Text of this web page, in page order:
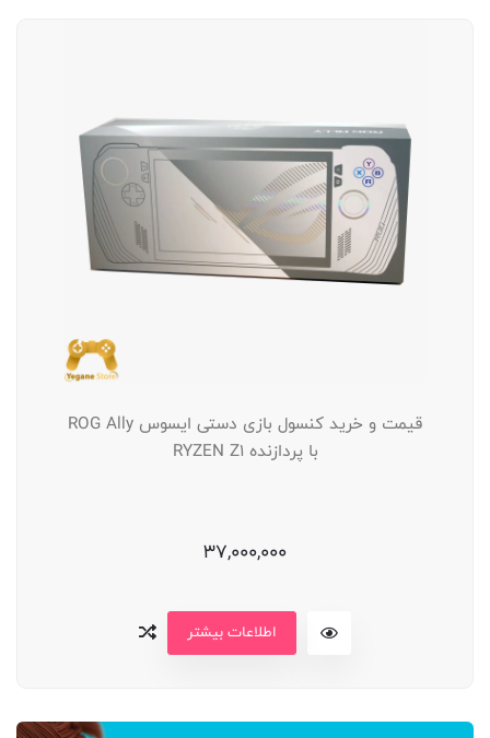
قیمت و خرید کنسول بازی دستی ایسوس ROG Ally
با پردازنده RYZEN Z1
37,000,000
اطلاعات بیشتر